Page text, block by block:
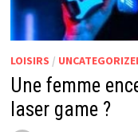
LOISIRS /
Une femme
laser game ?